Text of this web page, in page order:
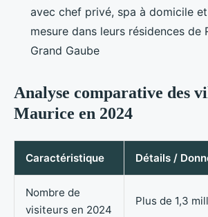
avec chef privé, spa à domicile
mesure dans leurs résidences de
Grand Gaube
Analyse comparative des
Maurice en 2024
Caractéristique Détails /
Nombre de
visiteurs en 2024
Plus de 1,3